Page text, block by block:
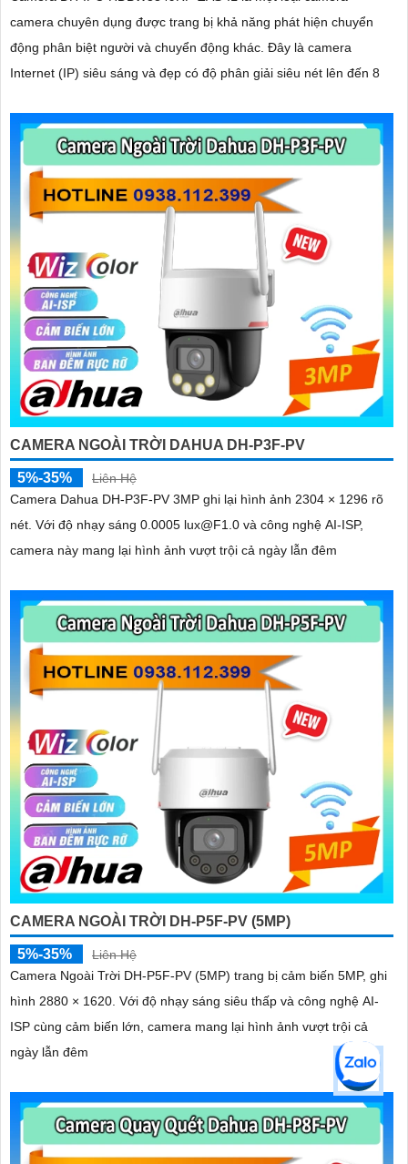
camera chuyên dụng được trang bị khả năng phát hiện chuyển
động phân biệt người và chuyển động khác. Đây là camera
Internet (IP) siêu sáng và đẹp có độ phân giải siêu nét lên đến 8
CAMERA NGOÀI TRỜI DAHUA DH-P3F-PV
5%-35%
Liên Hệ
Camera Dahua DH-P3F-PV 3MP ghi lại hình ảnh 2304 × 1296 rõ
nét. Với độ nhạy sáng 0.0005 lux@F1.0 và công nghệ AI-ISP,
camera này mang lại hình ảnh vượt trội cả ngày lẫn đêm
CAMERA NGOÀI TRỜI DH-P5F-PV (5MP)
5%-35%
Liên Hệ
Camera Ngoài Trời DH-P5F-PV (5MP) trang bị cảm biến 5MP, ghi
hình 2880 × 1620. Với độ nhạy sáng siêu thấp và công nghệ AI-
ISP cùng cảm biến lớn, camera mang lại hình ảnh vượt trội cả
ngày lẫn đêm